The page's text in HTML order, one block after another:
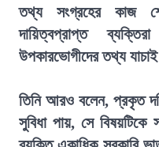
তথ্য সংগ্রহের কাজ
দায়িত্বপ্রাপ্ত
উপকারভোগীদের তথ্য
তিনি আরও বলেন, প্রকৃত
সুবিধা পায়, সে